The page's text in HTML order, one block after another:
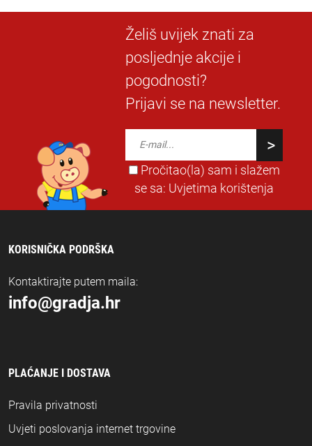
Želiš uvijek znati za
posljednje akcije i
pogodnosti?
Prijavi se na newsletter.
Pročitao(la) sam i slažem
se sa: Uvjetima korištenja
KORISNIČKA PODRŠKA
Kontaktirajte putem maila:
info@gradja.hr
PLAĆANJE I DOSTAVA
Pravila privatnosti
Uvjeti poslovanja internet trgovine